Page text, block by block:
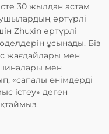
30 жылдан астам
әртүрлі
Zhuxin әртүрлі
ұсынады. Біз
жағдайлары мен
мен
«сапалы өнімдерді
істеу» деген